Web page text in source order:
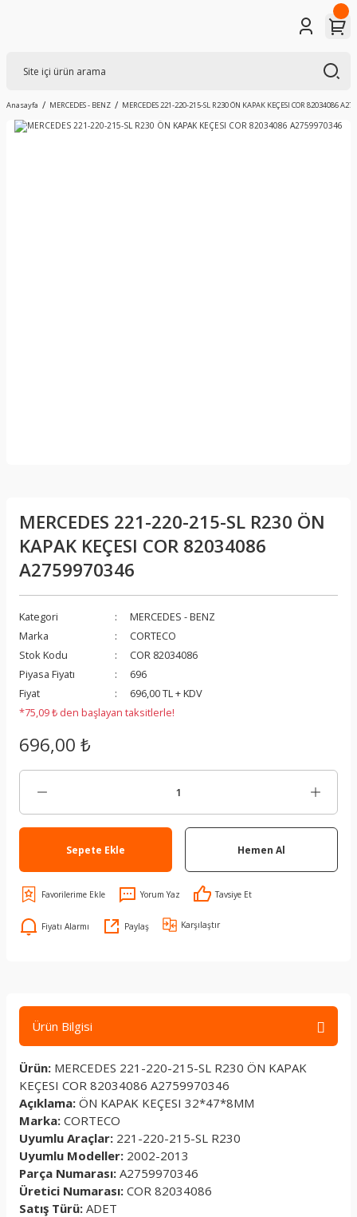
Anasayfa MERCEDES - BENZ MERCEDES 221-220-215-SL R230 ÖN KAPAK KEÇESI COR 82034086
MERCEDES 221-220-215-SL R230 ÖN
KAPAK KEÇESI COR 82034086
A2759970346
Kategori
MERCEDES - BENZ
Marka
CORTECO
Stok Kodu
COR 82034086
Piyasa Fiyatı
696
Fiyat
696,00 TL + KDV
*75,09 ₺ den başlayan taksitlerle!
696,00 ₺
Sepete Ekle Hemen Al
Yorum Yaz Tavsiye Et
Fiyatı Alarmı Paylaş Karşılaştır
Ürün Bilgisi
Ürün: MERCEDES 221-220-215-SL R230 ÖN KAPAK
KEÇESI COR 82034086 A2759970346
Açıklama: ÖN KAPAK KEÇESI 32*47*8MM
Marka: CORTECO
Uyumlu Araçlar: 221-220-215-SL R230
Uyumlu Modeller: 2002-2013
Parça Numarası: A2759970346
Üretici Numarası: COR 82034086
Satış Türü: ADET